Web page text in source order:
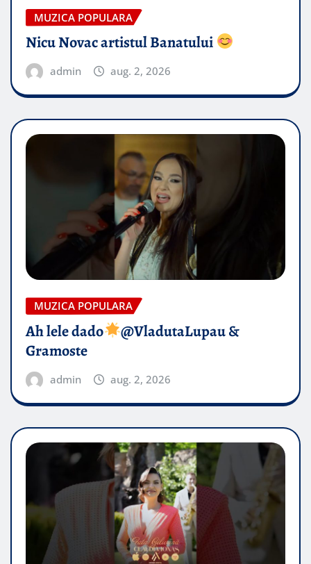
MUZICA POPULARA
Nicu Novac artistul Banatului
admin aug. 2, 2026
MUZICA POPULARA
Ah lele dado​
@VladutaLupau &
Gramoste
admin aug. 2, 2026